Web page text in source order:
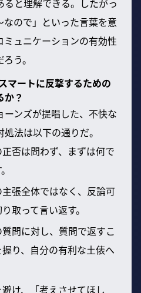
ので」といった言葉を意
ュニケーションの有効性
う。
マートに反撃するための
か？
ンズが提唱した、不快な
法は以下の通りだ。
否は問わず、まずは何で
張全体ではなく、反論可
取って言い返す。
問に対し、質問で返すこ
り、自分の有利な土俵へ
け、「考えさせてほし